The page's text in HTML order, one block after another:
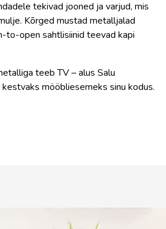
tekivad jooned ja varjud, mis
Kõrged mustad metalljalad
to-open sahtlisiinid teevad kapi
teeb TV – alus Salu
mööbliesemeks sinu kodus.